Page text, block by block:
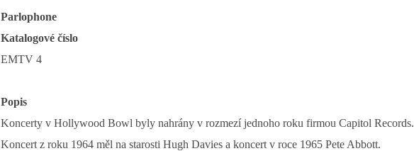
Parlophone
Katalogové číslo
EMTV 4
Popis
Koncerty v Hollywood Bowl byly nahrány v rozmezí jednoho roku firmou Capitol Records.
Koncert z roku 1964 měl na starosti Hugh Davies a koncert v roce 1965 Pete Abbott.